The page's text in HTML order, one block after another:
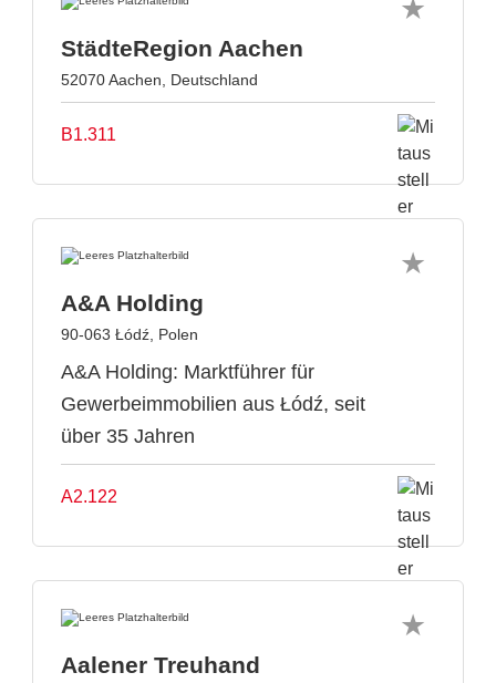
StädteRegion Aachen
52070 Aachen, Deutschland
B1.311
A&A Holding
90-063 Łódź, Polen
A&A Holding: Marktführer für
Gewerbeimmobilien aus Łódź, seit
über 35 Jahren
A2.122
Aalener Treuhand